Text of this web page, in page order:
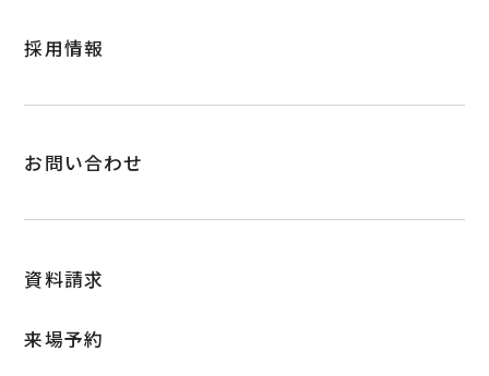
採用情報
お問い合わせ
資料請求
来場予約